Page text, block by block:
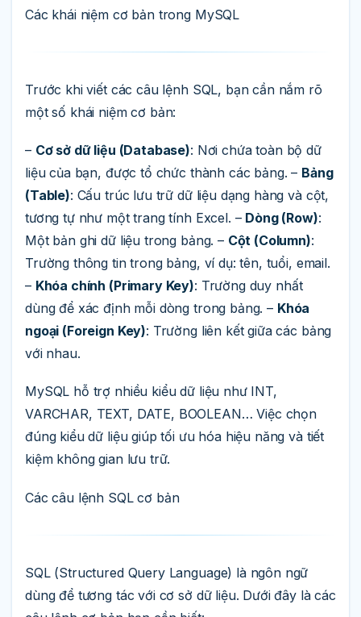
Các khái niệm cơ bản trong MySQL
Trước khi viết các câu lệnh SQL, bạn cần nắm rõ
một số khái niệm cơ bản:
– Cơ sở dữ liệu (Database): Nơi chứa toàn bộ dữ
liệu của bạn, được tổ chức thành các bảng. – Bảng
(Table): Cấu trúc lưu trữ dữ liệu dạng hàng và cột,
tương tự như một trang tính Excel. – Dòng (Row):
Một bản ghi dữ liệu trong bảng. – Cột (Column):
Trường thông tin trong bảng, ví dụ: tên, tuổi, email.
– Khóa chính (Primary Key): Trường duy nhất
dùng để xác định mỗi dòng trong bảng. – Khóa
ngoại (Foreign Key): Trường liên kết giữa các bảng
với nhau.
MySQL hỗ trợ nhiều kiểu dữ liệu như INT,
VARCHAR, TEXT, DATE, BOOLEAN… Việc chọn
đúng kiểu dữ liệu giúp tối ưu hóa hiệu năng và tiết
kiệm không gian lưu trữ.
Các câu lệnh SQL cơ bản
SQL (Structured Query Language) là ngôn ngữ
dùng để tương tác với cơ sở dữ liệu. Dưới đây là các